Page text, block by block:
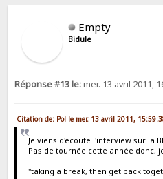
Empty
Bidule
Réponse #13 le:mer. 13 avril 2011,
Citation de: Pol le mer. 13 avril 2011,
Je viens d'écoute l'interview sur la
Pas de tournée cette année donc,
"taking a break, then get back